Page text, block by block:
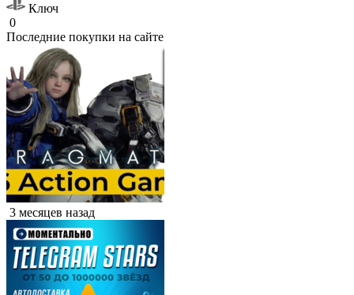
Ключ
0
Последние покупки на сайте
3 месяцев назад